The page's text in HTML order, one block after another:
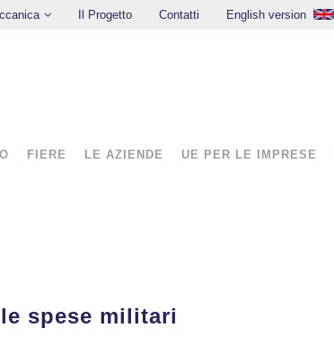
Il Progetto Contatti English version
FIERE LE AZIENDE UE PER LE IMPRESE
spese militari